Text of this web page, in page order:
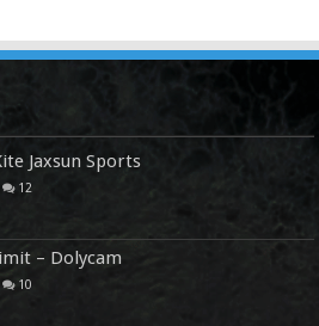
Jaxsun Sports
12
– Dolycam
10